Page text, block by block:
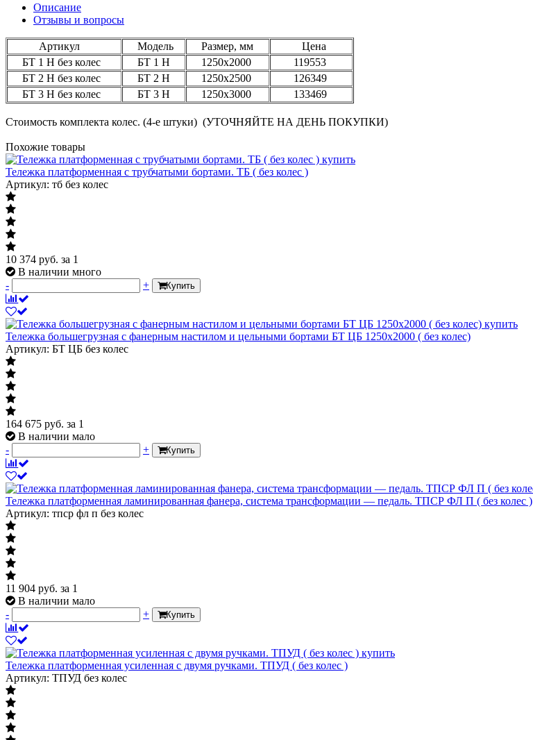
Описание
Отзывы и вопросы
Артикул Модель Размер, мм
Цена
БТ 1 Н без колес
БТ 1 Н 1250х2000
119553
БТ 2 Н без колес
БТ 2 Н 1250х2500
126349
БТ 3 Н без колес
БТ 3 Н 1250х3000 133469
Стоимость комплекта колес. (4-е штуки) (УТОЧНЯЙТЕ НА ДЕНЬ ПОКУПКИ)
Похожие товары
Тележка платформенная с трубчатыми бортами. ТБ ( без колес )
Артикул: тб без колес
10 374 руб. за 1
В наличии много
-
+ Купить
Тележка большегрузная с фанерным настилом и цельными бортами БТ ЦБ 1250х2000 ( без колес)
Артикул: БТ ЦБ без колес
164 675 руб. за 1
В наличии мало
-
+ Купить
Тележка платформенная ламинированная фанера, система трансформации — педаль. ТПСР ФЛ П ( без колес )
Артикул: тпср фл п без колес
11 904 руб. за 1
В наличии мало
-
+ Купить
Тележка платформенная усиленная с двумя ручками. ТПУД ( без колес )
Артикул: ТПУД без колес